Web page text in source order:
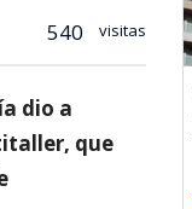
540 visitas
dio a
que